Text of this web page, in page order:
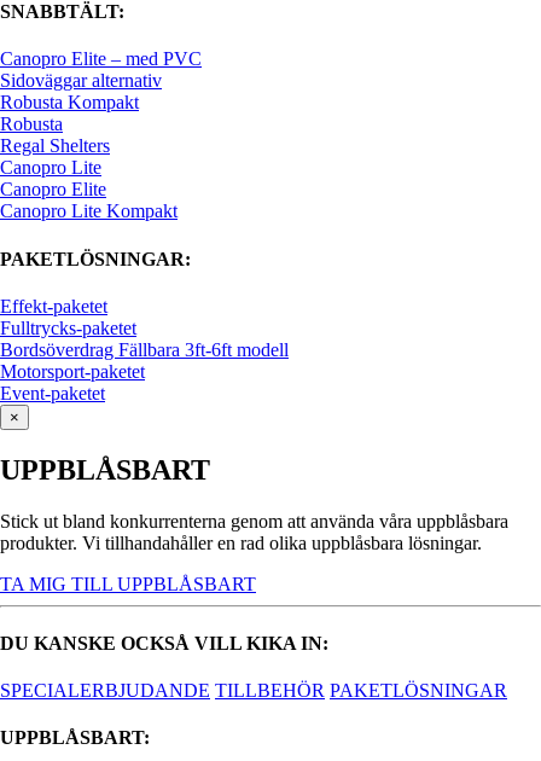
SNABBTÄLT:
Canopro Elite – med PVC
Sidoväggar alternativ
Robusta Kompakt
Robusta
Regal Shelters
Canopro Lite
Canopro Elite
Canopro Lite Kompakt
PAKETLÖSNINGAR:
Effekt-paketet
Fulltrycks-paketet
Bordsöverdrag Fällbara 3ft-6ft modell
Motorsport-paketet
Event-paketet
×
UPPBLÅSBART
Stick ut bland konkurrenterna genom att använda våra uppblåsbara
produkter. Vi tillhandahåller en rad olika uppblåsbara lösningar.
TA MIG TILL UPPBLÅSBART
DU KANSKE OCKSÅ VILL KIKA IN:
SPECIALERBJUDANDE TILLBEHÖR PAKETLÖSNINGAR
UPPBLÅSBART: